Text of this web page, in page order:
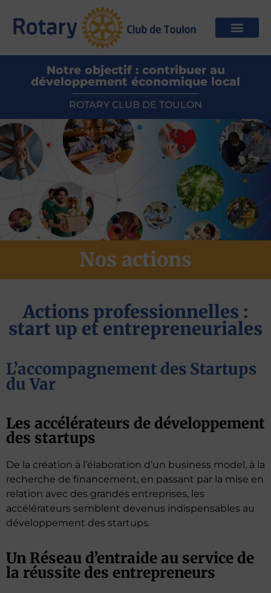
Notre objectif : contribuer au
développement économique local​
ROTARY CLUB DE TOULON
Nos actions
Actions professionnelles :
start up et entrepreneuriales
L’accompagnement des Startups
du Var​​
Les accélérateurs de développement
des startups
De la création à l’élaboration d’un business model, à la
recherche de financement, en passant par la mise en
relation avec des grandes entreprises, les
accélérateurs semblent devenus indispensables au
développement des startups.
Un Réseau d’entraide au service de
la réussite des entrepreneurs